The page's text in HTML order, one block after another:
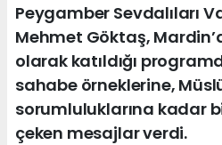
Peygamber Sevdalıları
Mehmet Göktaş,
olarak katıldığı
sahabe örneklerine,
sorumluluklarına kadar
çeken mesajlar verdi.